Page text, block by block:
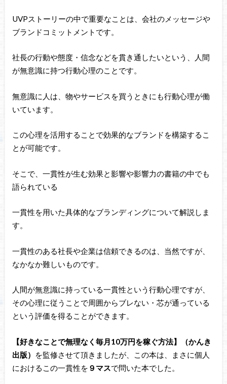
UVPストーリーの中で重要なことは、会社のメッセージや
ブランドコミットメントです。
社長の行動や態度・信念などを貫き通したいという、人間
が無意識に持つ行動心理のことです。
無意識に人は、物やサービスを買うときにも行動心理が働
いています。
この心理を活用することで効果的なブランドを構築するこ
とが可能です。
そこで、一貫性が生む効果と影響や影響力の書籍の中でも
語られている
一貫性を用いた具体的なブランディングについて解説しま
す。
一貫性のある社長や企業は信頼できるのは、当然ですが、
なかなか難しいものです。
人間が無意識に持っている一貫性という行動心理ですが、
その心理に従うことで周囲からブレない・芯が通っている
という評価を得ることができます。
【好きなことで無理なく毎月10万円を稼ぐ方法】（かんき
出版）
を監修させて頂きましたが、この本は、まさに個人
におけるこの一貫性を ９マスで問いた本でした。